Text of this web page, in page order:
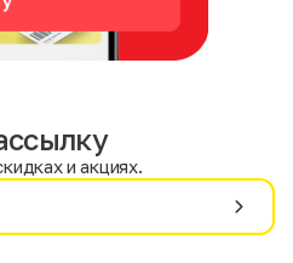
и акциях.